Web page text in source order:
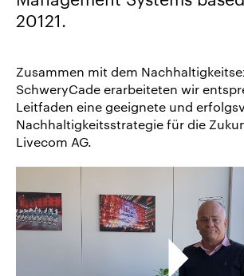
DE
EN
20121.
Zusammen mit dem
SchweryCade erarbeiteten wir
Leitfaden eine geeignete und
Nachhaltigkeitsstrategie für die
Livecom AG.